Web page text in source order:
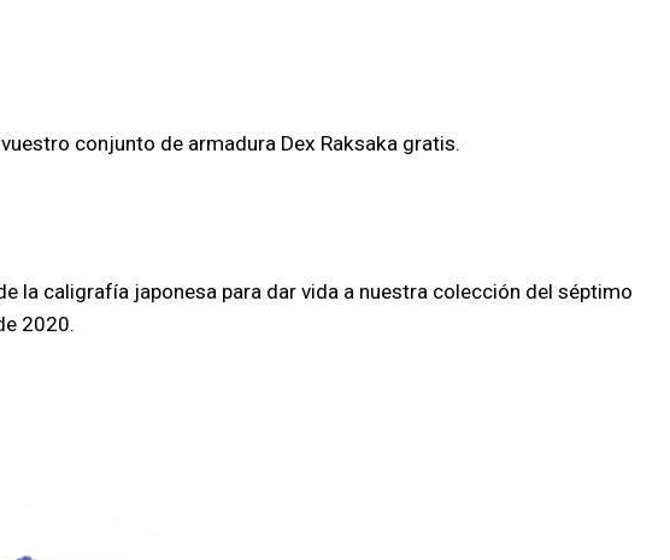
conjunto de armadura Dex Raksaka gratis.
la caligrafía japonesa para dar vida a nuestra colección del séptimo
2020.